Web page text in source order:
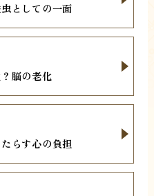
としての一面
脳の老化
らす心の負担